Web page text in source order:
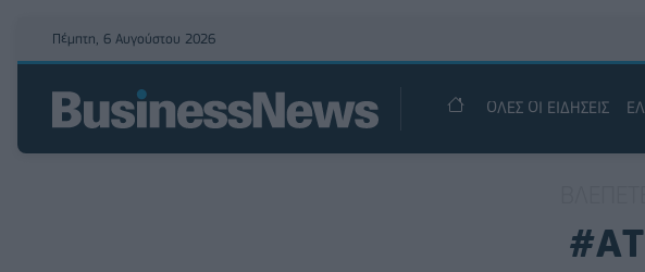
Πέμπτη, 6 Αυγούστου 2026
ΟΛΕΣ ΟΙ ΕΙΔΗΣΕΙΣ